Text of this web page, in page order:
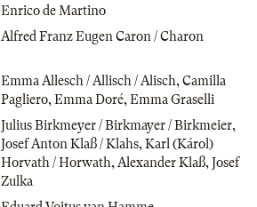
Enrico de Martino
Alfred Franz Eugen Caron / Charon
Emma Allesch / Allisch / Alisch, Camilla
Pagliero, Emma Doré, Emma Graselli
Julius Birkmeyer / Birkmayer / Birkmeier,
Josef Anton Klaß / Klahs, Karl (Károl)
Horvath / Horwath, Alexander Klaß, Josef
Zulka